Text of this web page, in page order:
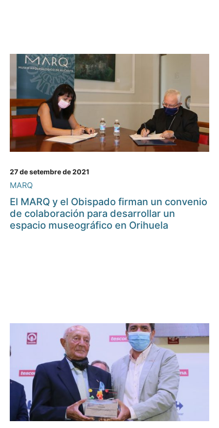
27 de setembre de 2021
MARQ
El MARQ y el Obispado firman un convenio
de colaboración para desarrollar un
espacio museográfico en Orihuela